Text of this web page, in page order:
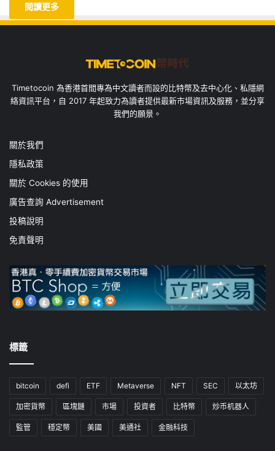
閱讀更多
Timetocoin 為香港首間專為中文讀者而設的比特幣及去中心化、私隱網
絡資訊平台，自 2017 年起致力為讀者提供最新市場資訊及服務，並分享
我們的願景。
關於我們
隱私政策
關於 Cookies 的使用
廣告查詢 Advertisement
投稿說明
免責聲明
標籤
bitcoin defi ETF Metaverse NFT SEC 以太坊
加密貨幣 區塊鏈 市場 投資者 比特幣 炒币机器人
監管 穩定幣 美國 美通社 金融科技